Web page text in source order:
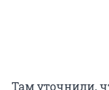
Там уточнили,